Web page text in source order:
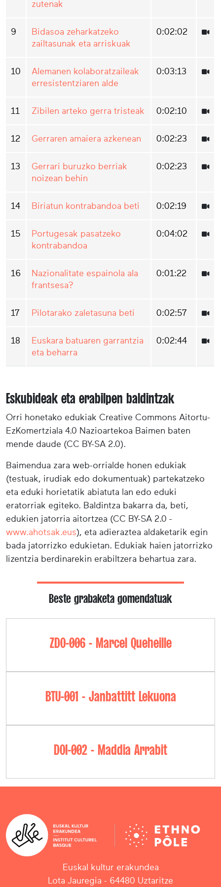
zutenak
9
Bidasoa zeharkatzeko
zailtasunak eta arriskuak
0:02:02
10
Alemanen kolaboratzaileak
erresistentziaren alde
0:03:13
11 Zibilen arteko gerra tristeak 0:02:10
12 Gerraren amaiera azkenean 0:02:23
13
Gerrari buruzko berriak
noizean behin
0:02:23
14 Biriatun kontrabandoa beti 0:02:19
15
Portugesak pasatzeko
kontrabandoa
0:04:02
16
Nazionalitate espainola ala
frantsesa?
0:01:22
17 Pilotarako zaletasuna beti 0:02:57
18
Euskara batuaren garrantzia
eta beharra
0:02:44
Eskubideak eta erabilpen baldintzak
Orri honetako edukiak Creative Commons Aitortu-
EzKomertziala 4.0 Nazioartekoa Baimen baten
mende daude (CC BY-SA 2.0).
Baimendua zara web-orrialde honen edukiak
(testuak, irudiak edo dokumentuak) partekatzeko
eta eduki horietatik abiatuta lan edo eduki
eratorriak egiteko. Baldintza bakarra da, beti,
edukien jatorria aitortzea (CC BY-SA 2.0 -
www.ahotsak.eus), eta adieraztea aldaketarik egin
bada jatorrizko edukietan. Edukiak haien jatorrizko
lizentzia berdinarekin erabiltzera behartua zara.
Beste grabaketa gomendatuak
ZDO-006 - Marcel Queheille
BTU-001 - Janbattitt Lekuona
DOI-002 - Maddia Arrabit
Euskal kultur erakundea
Lota Jauregia - 64480 Uztaritze